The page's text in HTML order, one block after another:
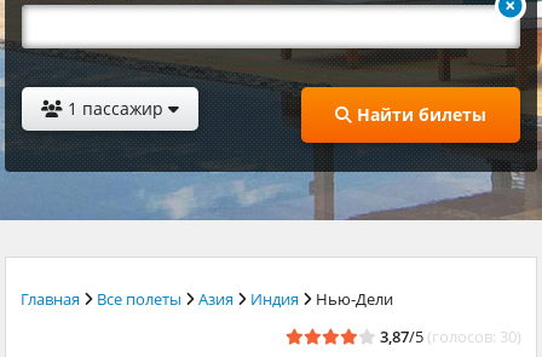
1 пассажир Найти билеты
Главная Все полеты Азия Индия
Нью-Дели
3,87/5 (голосов: 30)